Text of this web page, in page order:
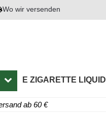
Wo wir versenden
E ZIGARETTE LIQUID
ab 60 €